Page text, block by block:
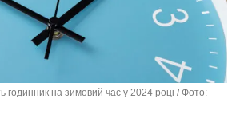
годинник на зимовий час у 2024 році / Фото: